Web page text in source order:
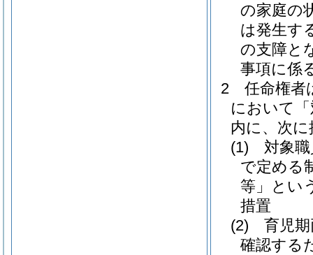
の家庭の
は発生す
の支障と
事項に係
2
任命権者
において
内に、次
(1)
対象
で定める
等」とい
措置
(2)
育児
確認する